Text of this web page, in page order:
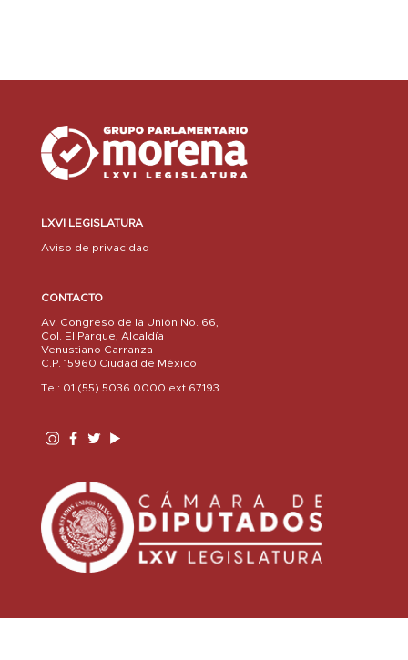
LXVI LEGISLATURA
Aviso de privacidad
CONTACTO
Av. Congreso de la Unión No. 66,
Col. El Parque, Alcaldía
Venustiano Carranza
C.P. 15960 Ciudad de México
Tel: 01 (55) 5036 0000 ext.67193